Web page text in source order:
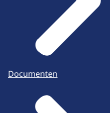
Documenten